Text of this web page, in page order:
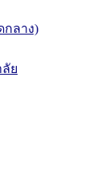
กลาง)
ย